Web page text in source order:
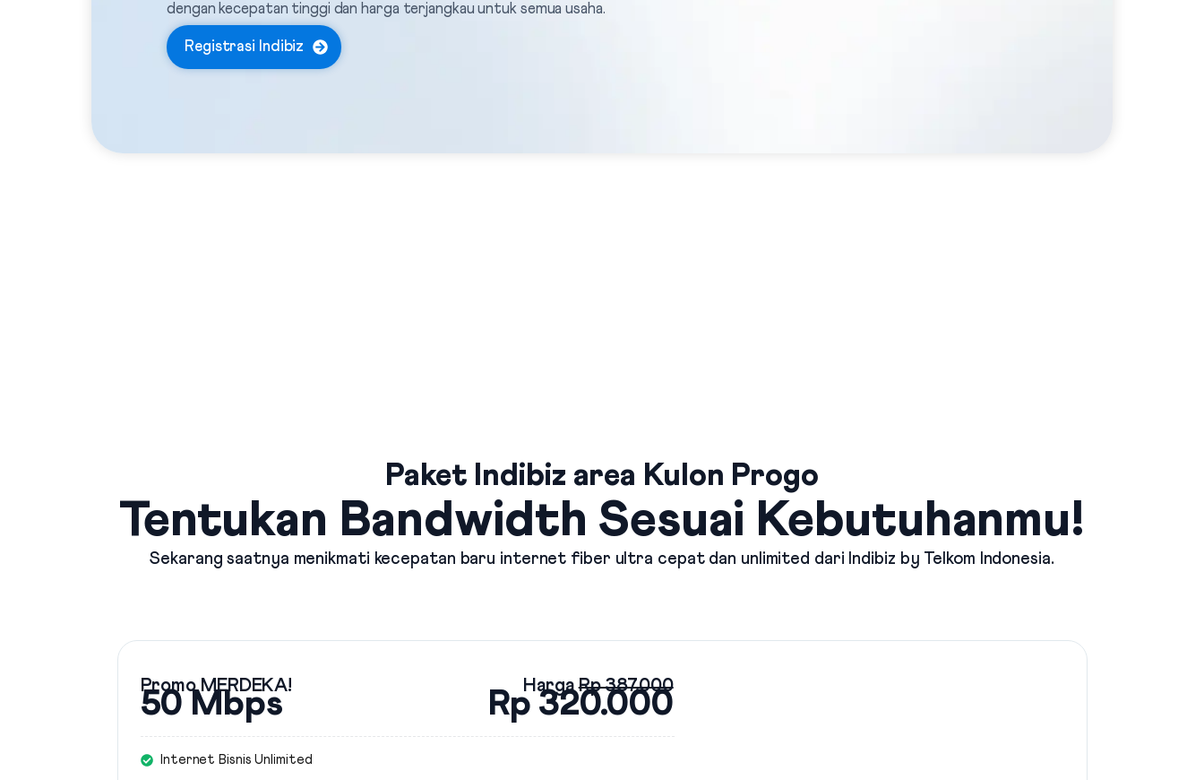
dengan kecepatan tinggi dan harga terjangkau untuk semua usaha.
Registrasi Indibiz
Paket Indibiz area Kulon Progo
Tentukan Bandwidth Sesuai Kebutuhanmu!
Sekarang saatnya menikmati kecepatan baru internet fiber ultra cepat dan unlimited dari Indibiz by Telkom Indonesia.
Promo MERDEKA!
50 Mbps
HargaRp 387.000
Rp 320.000
Internet Bisnis Unlimited